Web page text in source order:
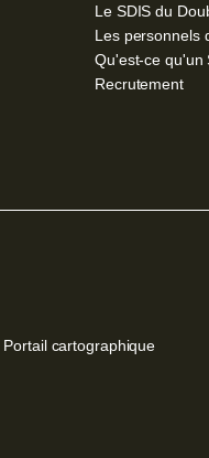
Le SDIS du
Les personnels
Qu'est-ce qu'un
Recrutement
Portail cartographique